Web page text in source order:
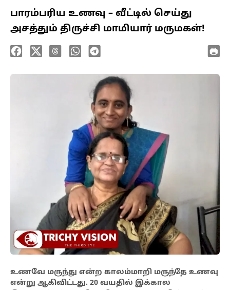
பாரம்பரிய உணவு – வீட்டில் செய்து
அசத்தும் திருச்சி மாமியார் மருமகள்!
உணவே மருந்து என்ற காலம்மாறி மருந்தே உணவு
என்று ஆகிவிட்டது. 20 வயதில் இக்கால